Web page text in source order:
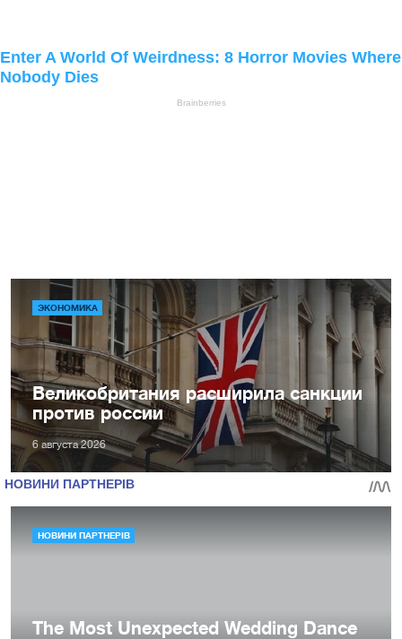
ЭКОНОМИКА
Великобритания расширила санкции
против россии
6 августа 2026